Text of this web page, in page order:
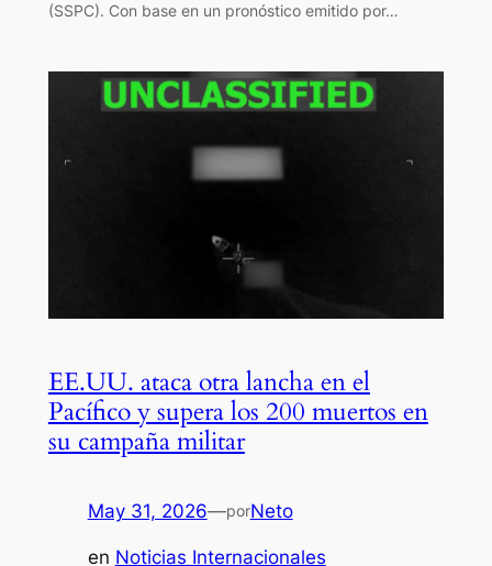
(SSPC). Con base en un pronóstico emitido por…
EE.UU. ataca otra lancha en el
Pacífico y supera los 200 muertos en
su campaña militar
May 31, 2026—porNeto
en Noticias Internacionales